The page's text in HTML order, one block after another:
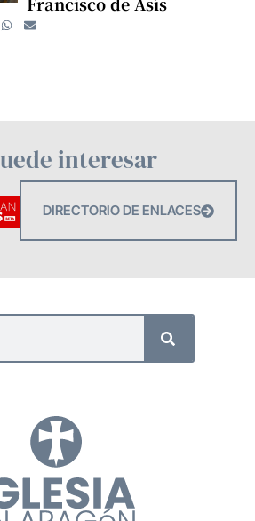
interesar
DIRECTORIO DE ENLACES